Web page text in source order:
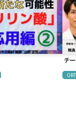
チ